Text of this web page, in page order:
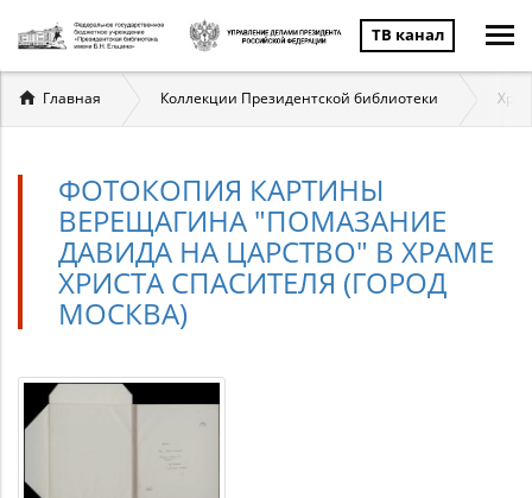
ТВ канал
Вы
здесь
Главная Коллекции Президентской библиотеки
ФОТОКОПИЯ КАРТИНЫ
ВЕРЕЩАГИНА "ПОМАЗАНИЕ
ДАВИДА НА ЦАРСТВО" В ХРАМЕ
ХРИСТА СПАСИТЕЛЯ (ГОРОД
МОСКВА)